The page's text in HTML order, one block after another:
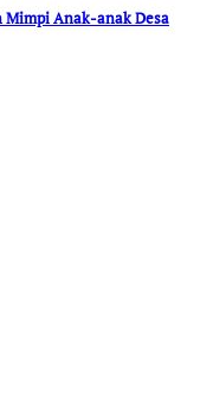
Mimpi Anak-anak Desa